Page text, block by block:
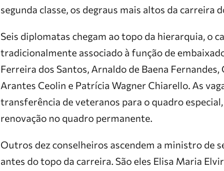
segunda classe, os degraus mais altos da carreira
Seis diplomatas chegam ao topo da hierarquia, o
tradicionalmente associado à função de
Ferreira dos Santos, Arnaldo de Baena
Arantes Ceolin e Patrícia Wagner Chiarello. As
transferência de veteranos para o quadro
renovação no quadro permanente.
Outros dez conselheiros ascendem a ministro de
antes do topo da carreira. São eles Elisa Maria